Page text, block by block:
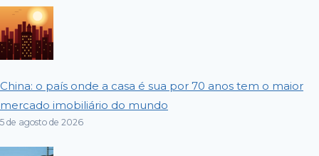
China: o país onde a casa é sua por 70 anos tem o maior
mercado imobiliário do mundo
5 de agosto de 2026